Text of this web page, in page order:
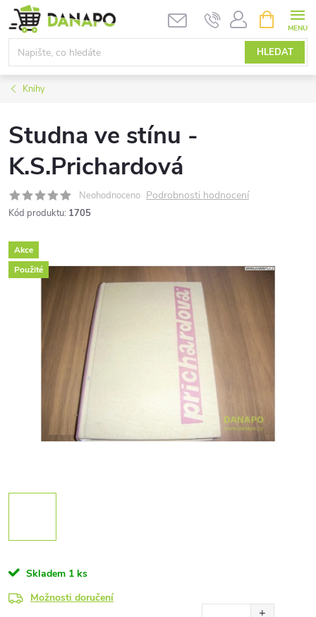
Přejít
na
obsah
HLEDAT
NÁKUPNÍ
KOŠÍK
Knihy
Studna ve stínu -
K.S.Prichardová
Neohodnoceno Podrobnosti hodnocení
Kód produktu: 1705
Akce
Použité
Skladem 1 ks
Možnosti doručení